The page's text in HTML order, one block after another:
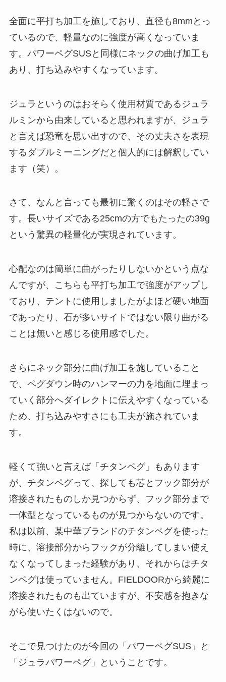
全面に平打ち加工を施しており、直径も8mmとっ
ているので、軽量なのに強度が高くなっていま
す。パワーペグSUSと同様にネックの曲げ加工も
あり、打ち込みやすくなっています。
ジュラというのはおそらく使用材質であるジュラ
ルミンから由来していると思われますが、ジュラ
と言えば恐竜を思い出すので、その丈夫さを表現
するダブルミーニングだと個人的には解釈してい
ます（笑）。
さて、なんと言っても最初に驚くのはその軽さで
す。長いサイズである25cmの方でもたったの39g
という驚異の軽量化が実現されています。
心配なのは簡単に曲がったりしないかという点な
んですが、こちらも平打ち加工で強度がアップし
ており、テントに使用しましたがよほど硬い地面
であったり、石が多いサイトではない限り曲がる
ことは無いと感じる使用感でした。
さらにネック部分に曲げ加工を施していること
で、ペグダウン時のハンマーの力を地面に埋まっ
ていく部分へダイレクトに伝えやすくなっている
ため、打ち込みやすさにも工夫が施されていま
す。
軽くて強いと言えば「チタンペグ」もあります
が、チタンペグって、探しても芯とフック部分が
溶接されたものしか見つからず、フック部分まで
一体型となっているものが見つからないのです。
私は以前、某中華ブランドのチタンペグを使った
時に、溶接部分からフックが分離してしまい使え
なくなってしまった経験があり、それからはチタ
ンペグは使っていません。FIELDOORから綺麗に
溶接されたものも出ていますが、不安感を抱きな
がら使いたくはないので。
そこで見つけたのが今回の「パワーペグSUS」と
「ジュラパワーペグ」ということです。